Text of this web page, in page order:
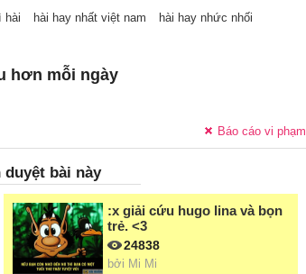
hài hài hay nhất việt nam hài hay nhức nhối
hơn mỗi ngày
Báo cáo vi phạm
duyệt bài này
:x giải cứu hugo lina và bọn
trẻ. <3
24838
bởi Mi Mi